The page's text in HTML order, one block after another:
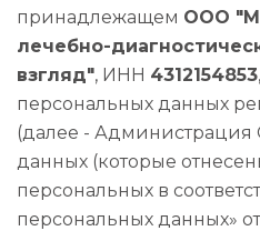
принадлежащем ООО
лечебно-
взгляд", ИНН 4312154853
персональных данных
(далее - Администрация
данных (которые
персональных в
персональных данных»